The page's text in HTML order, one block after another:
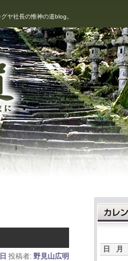
ヤ社長の惟神の道blog。
投稿者: 野見山広明
日 月